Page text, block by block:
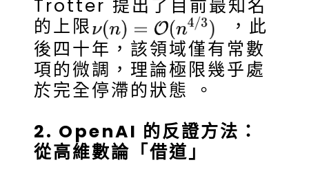
Trotter 提出了目前最知名
的上限
，此
後四十年，該領域僅有常數
項的微調，理論極限幾乎處
於完全停滯的狀態 。
2. OpenAI 的反證方法：
從高維數論「借道」